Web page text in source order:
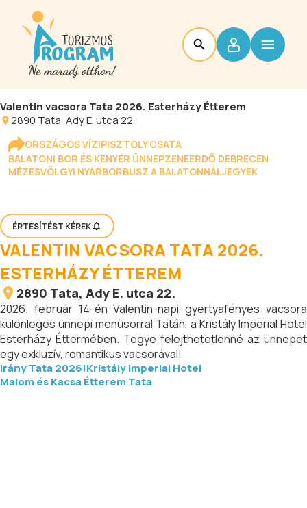
Valentin vacsora Tata 2026. Esterházy Étterem
2890 Tata, Ady E. utca 22.
ORSZÁGOS VÍZIPISZTOLY CSATA
BALATONI BOR ÉS KENYÉR ÜNNEPZENEERDŐ DEBRECEN
MÉZESVÖLGYI NYÁRBORBUSZ A BALATONNÁLJEGYEK
ÉRTESÍTÉST KÉREK
VALENTIN VACSORA TATA 2026.
ESTERHÁZY ÉTTEREM
2890 Tata, Ady E. utca 22.
2026. február 14-én Valentin-napi gyertyafényes vacsora
különleges ünnepi menüsorral Tatán, a Kristály Imperial Hotel
Esterházy Éttermében. Tegye felejthetetlenné az ünnepet
egy exkluzív, romantikus vacsorával!
Irány Tata 2026!Kristály Imperial Hotel
Malom és Kacsa Étterem Tata